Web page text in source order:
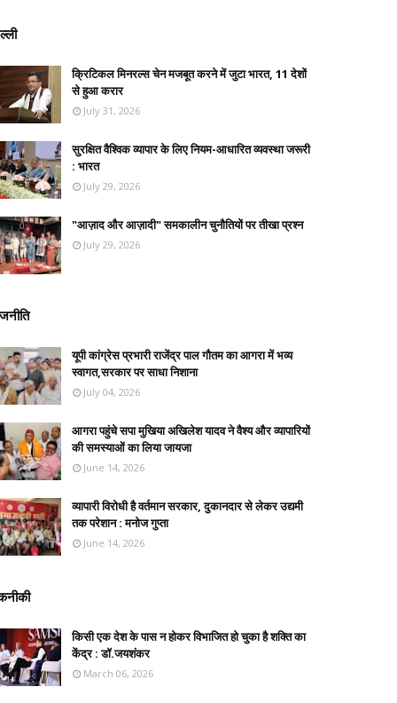
क्रिटिकल मिनरल्स चेन मजबूत करने में जुटा भारत, 11 देशों
से हुआ करार
July 31, 2026
सुरक्षित वैश्विक व्यापार के लिए नियम-आधारित व्यवस्था जरूरी
: भारत
July 29, 2026
"आज़ाद और आज़ादी" समकालीन चुनौतियों पर तीखा प्रश्न
July 29, 2026
यूपी कांग्रेस प्रभारी राजेंद्र पाल गौतम का आगरा में भव्य
स्वागत,सरकार पर साधा निशाना
July 04, 2026
आगरा पहुंचे सपा मुखिया अखिलेश यादव ने वैश्य और व्यापारियों
की समस्याओं का लिया जायजा
June 14, 2026
व्यापारी विरोधी है वर्तमान सरकार, दुकानदार से लेकर उद्यमी
तक परेशान : मनोज गुप्ता
June 14, 2026
किसी एक देश के पास न होकर विभाजित हो चुका है शक्ति का
केंद्र : डॉ.जयशंकर
March 06, 2026